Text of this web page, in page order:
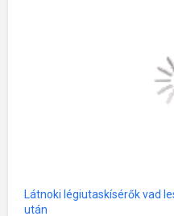
Látnoki légiutaskísérők vad
után